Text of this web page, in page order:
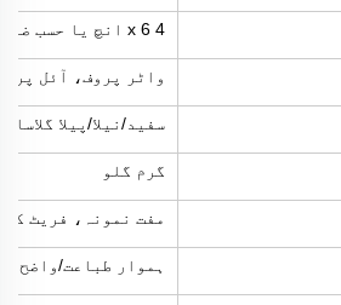
4 x 6 انچ یا حسب ضرورت
واٹر پروف، آئل
سفید/نیلا/پیلا
گرم گلو
مفت نمونہ، فریٹ
ہموار طباعت/واضح